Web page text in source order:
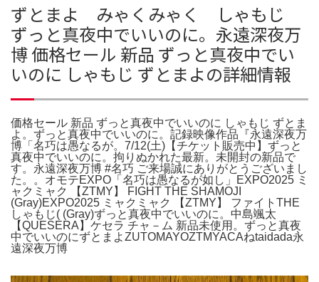
ずとまよ みゃくみゃく しゃもじ
ずっと真夜中でいいのに。永遠深夜万
博 価格セール 新品 ずっと真夜中でい
いのに しゃもじ ずとまよの詳細情報
価格セール 新品 ずっと真夜中でいいのに しゃもじ ずとま
よ。ずっと真夜中でいいのに。記録映像作品『永遠深夜万
博「名巧は愚なるが。7/12(土)【チケット販売中】ずっと
真夜中でいいのに。拘りぬかれた最新。未開封の新品で
す。永遠深夜万博 #名巧 ご来場誠にありがとうございまし
た。。オモテEXPO「名巧は愚なるが如し」EXPO2025 ミ
ャクミャク 【ZTMY】 FIGHT THE SHAMOJI
(Gray)EXPO2025 ミャクミャク 【ZTMY】 ファイトTHE
しゃもじ( (Gray)ずっと真夜中でいいのに。中島颯太
【QUESERA】ケセラ チャ－ム 新品未使用。ずっと真夜
中でいいのにずとまよZUTOMAYOZTMYACAねtaidada永
遠深夜万博